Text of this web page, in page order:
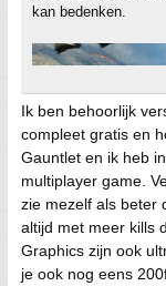
kan bedenken.
Ik ben behoorlijk
compleet gratis en
Gauntlet en ik heb
multiplayer game.
zie mezelf als beter
altijd met meer kills
Graphics zijn ook
je ook nog eens